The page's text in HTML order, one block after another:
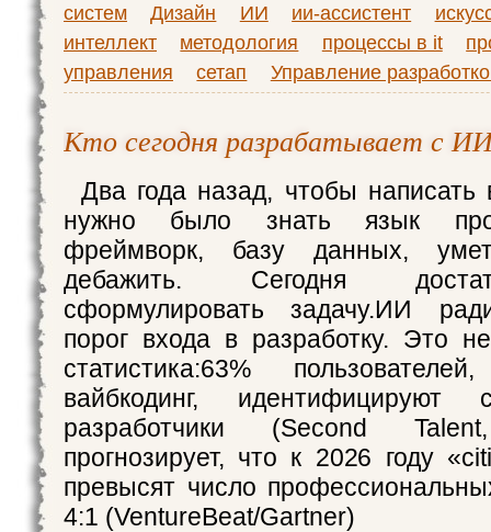
систем
Дизайн ИИ ии-ассистент
интеллект
методология процессы в it
управления
сетап Управление
Кто сегодня разрабатывает с
Два года назад, чтобы написать
нужно было знать язык
фреймворк, базу данных,
дебажить. Сегодня
сформулировать задачу.ИИ
порог входа в разработку. Это
статистика:63%
вайбкодинг,
разработчики (Second
прогнозирует, что к 2026 году
превысят число
4:1 (VentureBeat/Gartner)